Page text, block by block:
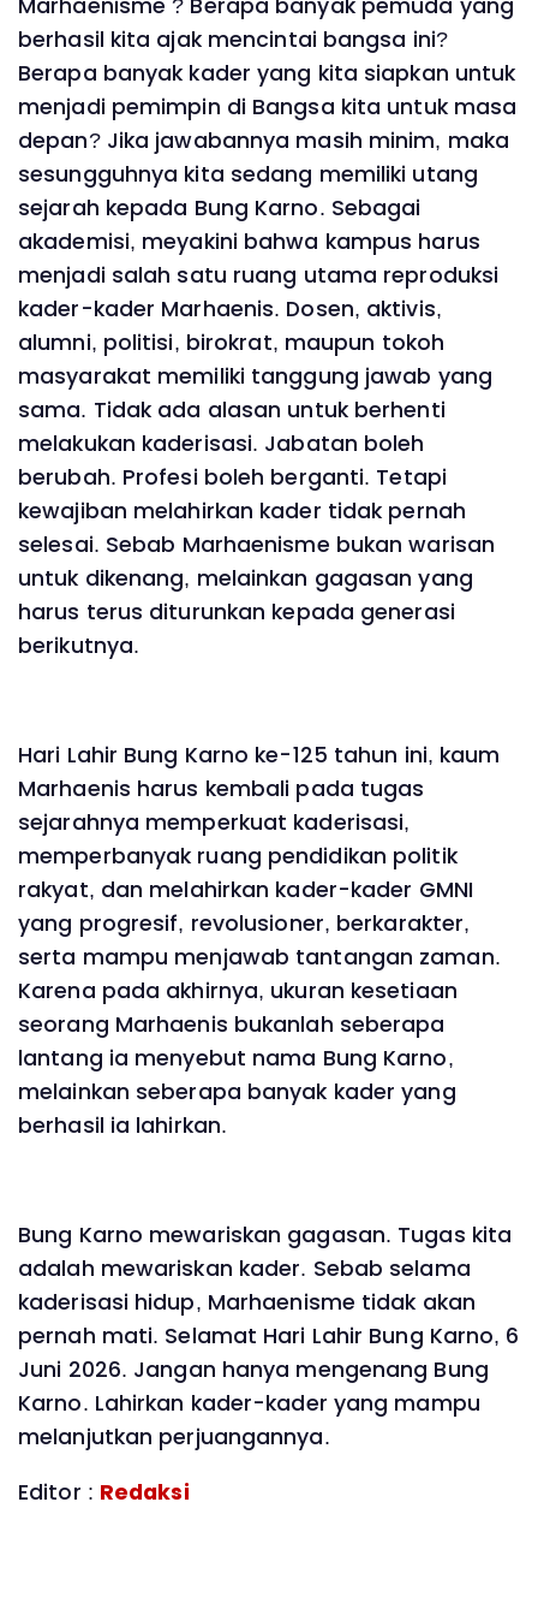
Marhaenisme ? Berapa banyak pemuda yang
berhasil kita ajak mencintai bangsa ini?
Berapa banyak kader yang kita siapkan untuk
menjadi pemimpin di Bangsa kita untuk masa
depan? Jika jawabannya masih minim, maka
sesungguhnya kita sedang memiliki utang
sejarah kepada Bung Karno. Sebagai
akademisi, meyakini bahwa kampus harus
menjadi salah satu ruang utama reproduksi
kader-kader Marhaenis. Dosen, aktivis,
alumni, politisi, birokrat, maupun tokoh
masyarakat memiliki tanggung jawab yang
sama. Tidak ada alasan untuk berhenti
melakukan kaderisasi. Jabatan boleh
berubah. Profesi boleh berganti. Tetapi
kewajiban melahirkan kader tidak pernah
selesai. Sebab Marhaenisme bukan warisan
untuk dikenang, melainkan gagasan yang
harus terus diturunkan kepada generasi
berikutnya.
Hari Lahir Bung Karno ke-125 tahun ini, kaum
Marhaenis harus kembali pada tugas
sejarahnya memperkuat kaderisasi,
memperbanyak ruang pendidikan politik
rakyat, dan melahirkan kader-kader GMNI
yang progresif, revolusioner, berkarakter,
serta mampu menjawab tantangan zaman.
Karena pada akhirnya, ukuran kesetiaan
seorang Marhaenis bukanlah seberapa
lantang ia menyebut nama Bung Karno,
melainkan seberapa banyak kader yang
berhasil ia lahirkan.
Bung Karno mewariskan gagasan. Tugas kita
adalah mewariskan kader. Sebab selama
kaderisasi hidup, Marhaenisme tidak akan
pernah mati. Selamat Hari Lahir Bung Karno, 6
Juni 2026. Jangan hanya mengenang Bung
Karno. Lahirkan kader-kader yang mampu
melanjutkan perjuangannya.
Editor : Redaksi